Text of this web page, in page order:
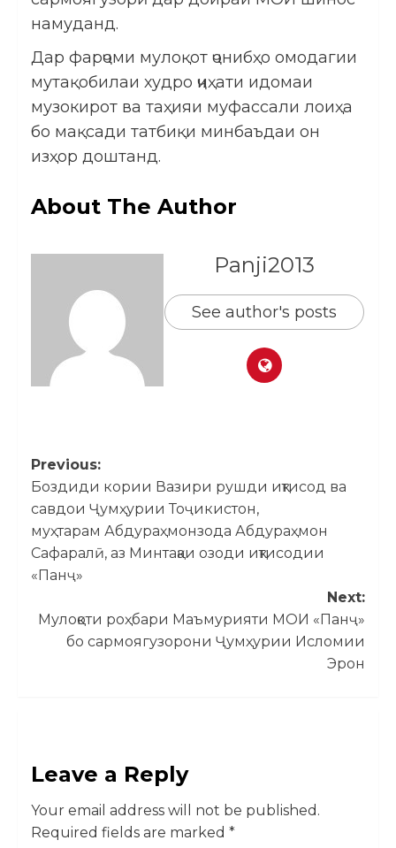
намуданд.
Дар фарҷоми мулоқот ҷонибҳо омодагии
мутақобилаи худро ҷиҳати идомаи
музокирот ва таҳияи муфассали лоиҳа
бо мақсади татбиқи минбаъдаи он
изҳор доштанд.
About The Author
Panji2013
See author's posts
Previous:
Боздиди кории Вазири рушди иқтисод ва
савдои Ҷумҳурии Тоҷикистон,
муҳтарам Абдураҳмонзода Абдураҳмон
Сафаралӣ, аз Минтақаи озоди иқтисодии
«Панҷ»
Next:
Мулоқоти роҳбари Маъмурияти МОИ «Панҷ»
бо сармоягузорони Ҷумҳурии Исломии
Эрон
Leave a Reply
Your email address will not be published.
Required fields are marked *